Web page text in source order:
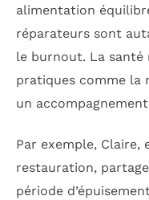
alimentation
réparateurs sont
le burnout. La santé
pratiques comme la
un
Par exemple, Claire,
restauration,
période